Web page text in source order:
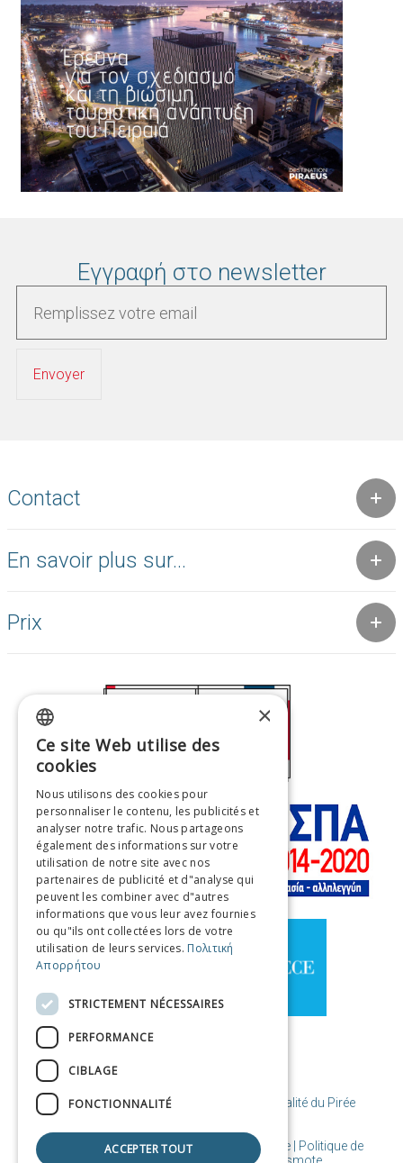
Εγγραφή στο newsletter
Contact
En savoir plus sur...
Prix
© Copyright Destination Le Pirée / Municipalité du Pirée
Conditions d'utilisation | Cookies de politique | Politique de
GREEK
FRENCH
ITALIAN
GERMAN
SPANISH
CHINESE (SIMPLIFIED)
CHINESE
×
Ce site Web utilise des
cookies
Nous utilisons des cookies pour
personnaliser le contenu, les publicités et
analyser notre trafic. Nous partageons
également des informations sur votre
utilisation de notre site avec nos
partenaires de publicité et d"analyse qui
peuvent les combiner avec d"autres
informations que vous leur avez fournies
ou qu"ils ont collectées lors de votre
utilisation de leurs services. Πολιτική
Απορρήτου
STRICTEMENT NÉCESSAIRES
PERFORMANCE
CIBLAGE
FONCTIONNALITÉ
ACCEPTER TOUT